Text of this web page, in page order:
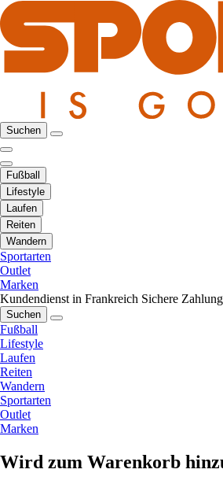
Suchen
Fußball
Lifestyle
Laufen
Reiten
Wandern
Sportarten
Outlet
Marken
Kundendienst in Frankreich Sichere Zahlung
Suchen
Fußball
Lifestyle
Laufen
Reiten
Wandern
Sportarten
Outlet
Marken
Wird zum Warenkorb